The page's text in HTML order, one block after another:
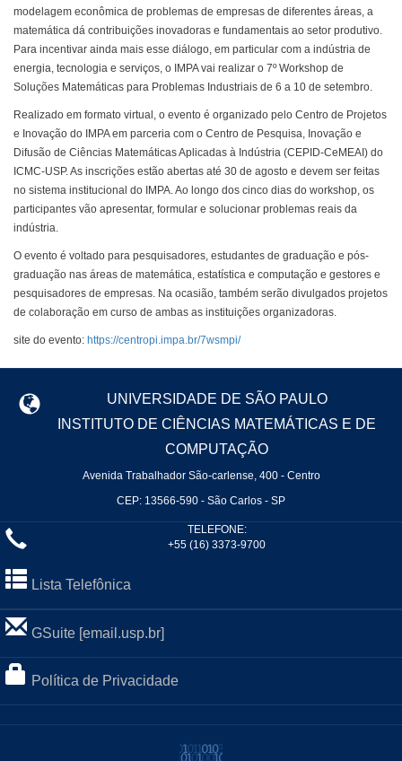
modelagem econômica de problemas de empresas de diferentes áreas, a
matemática dá contribuições inovadoras e fundamentais ao setor produtivo.
Para incentivar ainda mais esse diálogo, em particular com a indústria de
energia, tecnologia e serviços, o IMPA vai realizar o 7º Workshop de
Soluções Matemáticas para Problemas Industriais de 6 a 10 de setembro.
Realizado em formato virtual, o evento é organizado pelo Centro de Projetos
e Inovação do IMPA em parceria com o Centro de Pesquisa, Inovação e
Difusão de Ciências Matemáticas Aplicadas à Indústria (CEPID-CeMEAI) do
ICMC-USP. As inscrições estão abertas até 30 de agosto e devem ser feitas
no sistema institucional do IMPA. Ao longo dos cinco dias do workshop, os
participantes vão apresentar, formular e solucionar problemas reais da
indústria.
O evento é voltado para pesquisadores, estudantes de graduação e pós-
graduação nas áreas de matemática, estatística e computação e gestores e
pesquisadores de empresas. Na ocasião, também serão divulgados projetos
de colaboração em curso de ambas as instituições organizadoras.
site do evento: https://centropi.impa.br/7wsmpi/
UNIVERSIDADE DE SÃO PAULO
INSTITUTO DE CIÊNCIAS MATEMÁTICAS E DE
COMPUTAÇÃO
Avenida Trabalhador São-carlense, 400 - Centro
CEP: 13566-590 - São Carlos - SP
TELEFONE:
+55 (16) 3373-9700
Lista Telefônica
GSuite [email.usp.br]
Política de Privacidade